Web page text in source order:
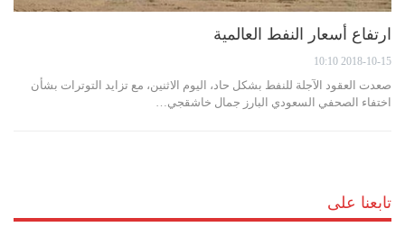
ارتفاع أسعار النفط العالمية
2018-10-15 10:10
صعدت العقود الآجلة للنفط بشكل حاد، اليوم الاثنين، مع تزايد التوترات بشأن
اختفاء الصحفي السعودي البارز جمال خاشقجي…
تابعنا على